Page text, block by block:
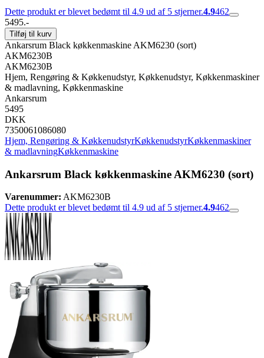
Dette produkt er blevet bedømt til 4.9 ud af 5 stjerner.4.9462
5495.-
Tilføj til kurv
Ankarsrum Black køkkenmaskine AKM6230 (sort)
AKM6230B
AKM6230B
Hjem, Rengøring & Køkkenudstyr, Køkkenudstyr, Køkkenmaskiner
& madlavning, Køkkenmaskine
Ankarsrum
5495
DKK
7350061086080
Hjem, Rengøring & KøkkenudstyrKøkkenudstyrKøkkenmaskiner
& madlavningKøkkenmaskine
Ankarsrum Black køkkenmaskine AKM6230 (sort)
Varenummer: AKM6230B
Dette produkt er blevet bedømt til 4.9 ud af 5 stjerner.4.9462